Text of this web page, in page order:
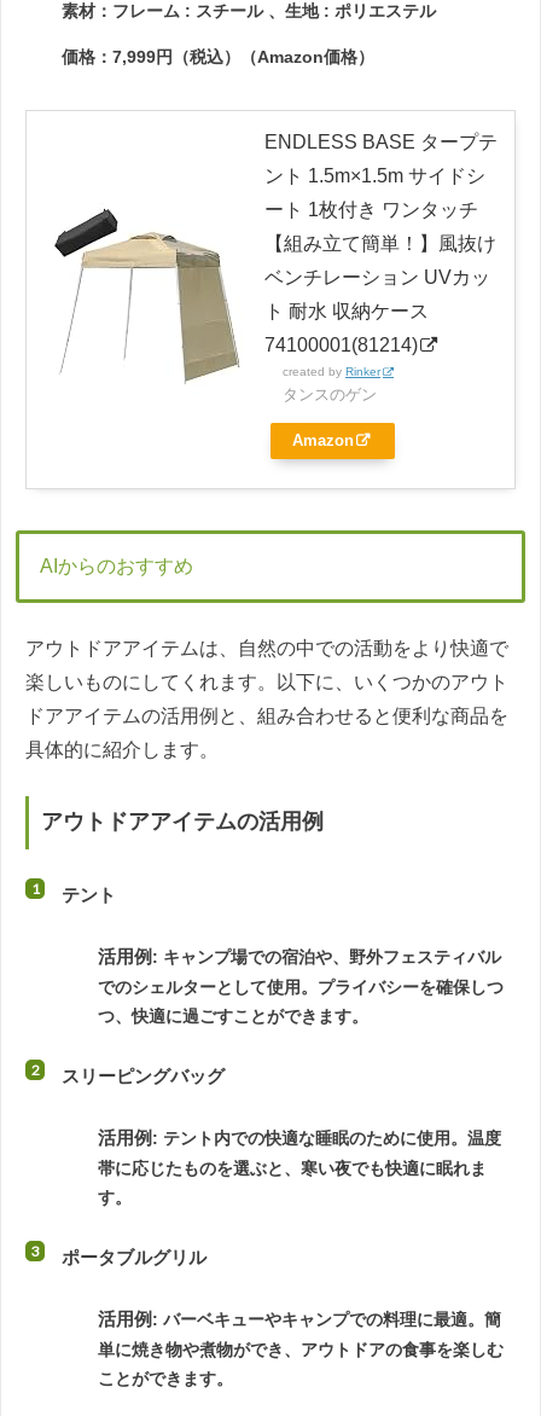
素材：フレーム : スチール 、生地 : ポリエステル
価格：7,999円（税込）（Amazon価格）
ENDLESS BASE タープテ
ント 1.5m×1.5m サイドシ
ート 1枚付き ワンタッチ
【組み立て簡単！】風抜け
ベンチレーション UVカッ
ト 耐水 収納ケース
74100001(81214)
created by Rinker
タンスのゲン
Amazon
AIからのおすすめ
アウトドアアイテムは、自然の中での活動をより快適で
楽しいものにしてくれます。以下に、いくつかのアウト
ドアアイテムの活用例と、組み合わせると便利な商品を
具体的に紹介します。
アウトドアアイテムの活用例
テント
活用例 : キャンプ場での宿泊や、野外フェスティバル
でのシェルターとして使用。プライバシーを確保しつ
つ、快適に過ごすことができます。
スリーピングバッグ
活用例 : テント内での快適な睡眠のために使用。温度
帯に応じたものを選ぶと、寒い夜でも快適に眠れま
す。
ポータブルグリル
活用例 : バーベキューやキャンプでの料理に最適。簡
単に焼き物や煮物ができ、アウトドアの食事を楽しむ
ことができます。